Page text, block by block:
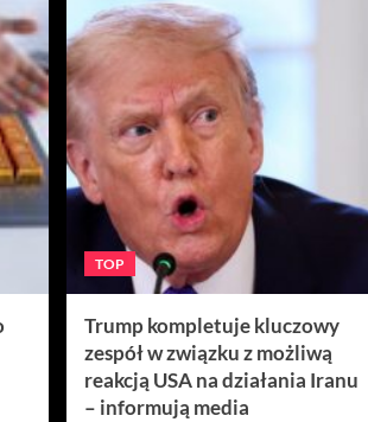
TOP
Trump kompletuje kluczowy
zespół w związku z możliwą
reakcją USA na działania Iranu
– informują media